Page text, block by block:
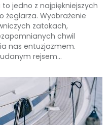
jedno z najpiękniejszych
żeglarza. Wyobrażenie
zatokach,
chwil
nas entuzjazmem.
rejsem...